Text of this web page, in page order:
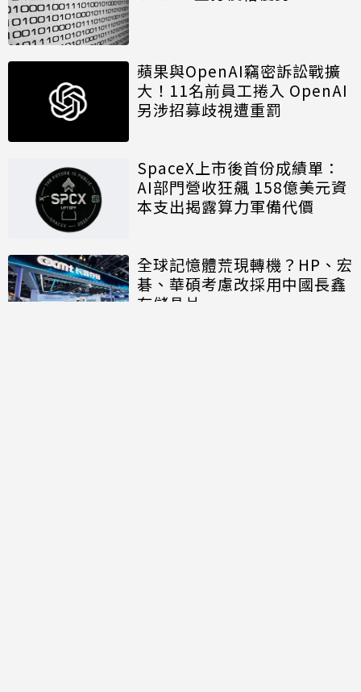
蘋果與OpenAI竊密訴訟戰擴
大！11名前員工捲入 OpenAI
另涉招募歧視遭重罰
SpaceX上市後首份成績單：
AI部門營收狂飆 158億美元資
本支出揭露算力軍備代價
全球記憶體荒現轉機？HP、宏
碁、華碩考慮改採用中國長鑫
存儲晶片